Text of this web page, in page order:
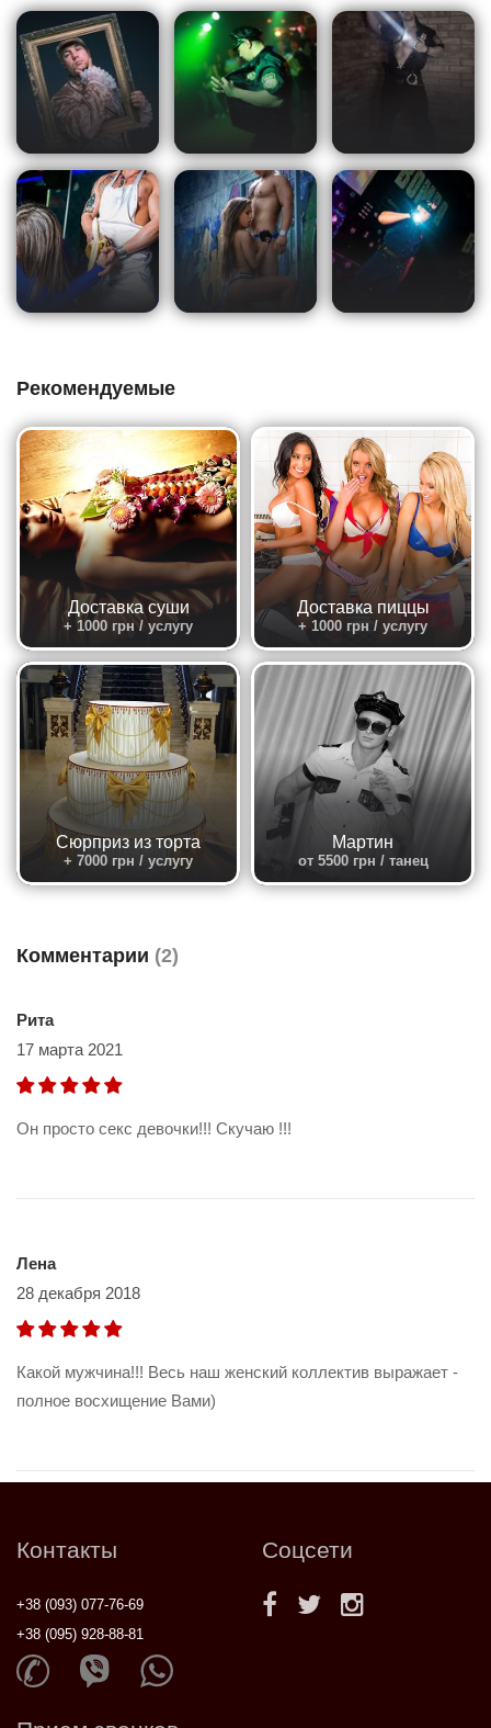
Рекомендуемые
Доставка суши
+ 1000 грн / услугу
Доставка пиццы
+ 1000 грн / услугу
Сюрприз из торта
+ 7000 грн / услугу
Мартин
от 5500 грн / танец
Комментарии (2)
Рита
17 марта 2021
Он просто секс девочки!!! Скучаю !!!
Лена
28 декабря 2018
Какой мужчина!!! Весь наш женский коллектив выражает -
полное восхищение Вами)
Контакты
+38 (093) 077-76-69
+38 (095) 928-88-81
Соцсети